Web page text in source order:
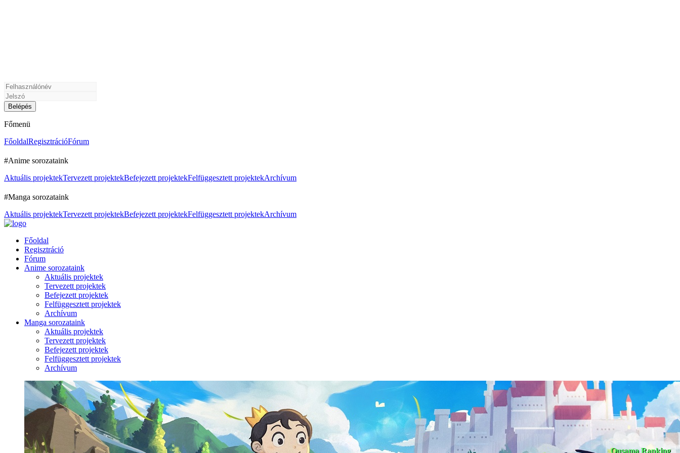
Főmenü
FőoldalRegisztrációFórum
#Anime sorozataink
Aktuális projektekTervezett projektekBefejezett projektekFelfüggesztett projektekArchívum
#Manga sorozataink
Aktuális projektekTervezett projektekBefejezett projektekFelfüggesztett projektekArchívum
Főoldal
Regisztráció
Fórum
Anime sorozataink
Aktuális projektek
Tervezett projektek
Befejezett projektek
Felfüggesztett projektek
Archívum
Manga sorozataink
Aktuális projektek
Tervezett projektek
Befejezett projektek
Felfüggesztett projektek
Archívum
Ousama Ranking